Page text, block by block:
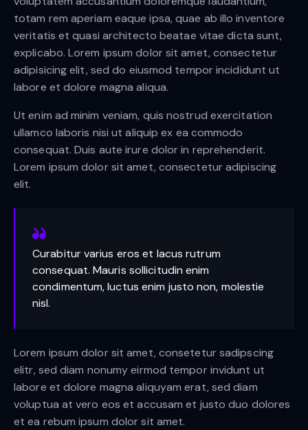
totam rem aperiam eaque ipsa, quae ab illo inventore
veritatis et quasi architecto beatae vitae dicta sunt,
explicabo. Lorem ipsum dolor sit amet, consectetur
adipisicing elit, sed do eiusmod tempor incididunt ut
labore et dolore magna aliqua.
Ut enim ad minim veniam, quis nostrud exercitation
ullamco laboris nisi ut aliquip ex ea commodo
consequat. Duis aute irure dolor in reprehenderit.
Lorem ipsum dolor sit amet, consectetur adipiscing
elit.
Curabitur varius eros et lacus rutrum
consequat. Mauris sollicitudin enim
condimentum, luctus enim justo non, molestie
nisl.
Lorem ipsum dolor sit amet, consetetur sadipscing
elitr, sed diam nonumy eirmod tempor invidunt ut
labore et dolore magna aliquyam erat, sed diam
voluptua at vero eos et accusam et justo duo dolores
et ea rebum ipsum dolor sit amet.